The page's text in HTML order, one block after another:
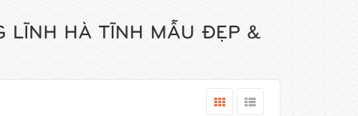
LĨNH HÀ TĨNH MẪU ĐẸP &